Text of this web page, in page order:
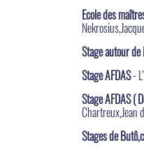
Ecole des
Stage autour
Stage AFDAS-
Stage AFDAS (
Chartreux,Jean
Stages de